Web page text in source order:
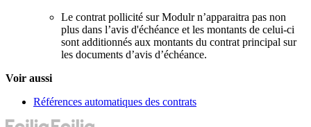
Le contrat pollicité sur Modulr n’apparaitra pas non
plus dans l’avis d'échéance et les montants de celui-ci
sont additionnés aux montants du contrat principal sur
les documents d’avis d’échéance.
Voir aussi
Références automatiques des contrats